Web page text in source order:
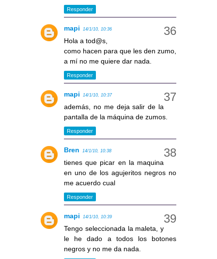
Responder
mapi 14/1/10, 10:36
Hola a tod@s,
como hacen para que les den zumo,
a mí no me quiere dar nada.
Responder
mapi 14/1/10, 10:37
además, no me deja salir de la
pantalla de la máquina de zumos.
Responder
Bren 14/1/10, 10:38
tienes que picar en la maquina
en uno de los agujeritos negros no
me acuerdo cual
Responder
mapi 14/1/10, 10:39
Tengo seleccionada la maleta, y
le he dado a todos los botones
negros y no me da nada.